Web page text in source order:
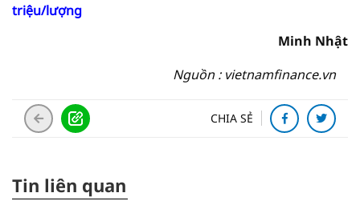
triệu/lượng
Minh Nhật
Nguồn : vietnamfinance.vn
CHIA SẺ
Tin liên quan